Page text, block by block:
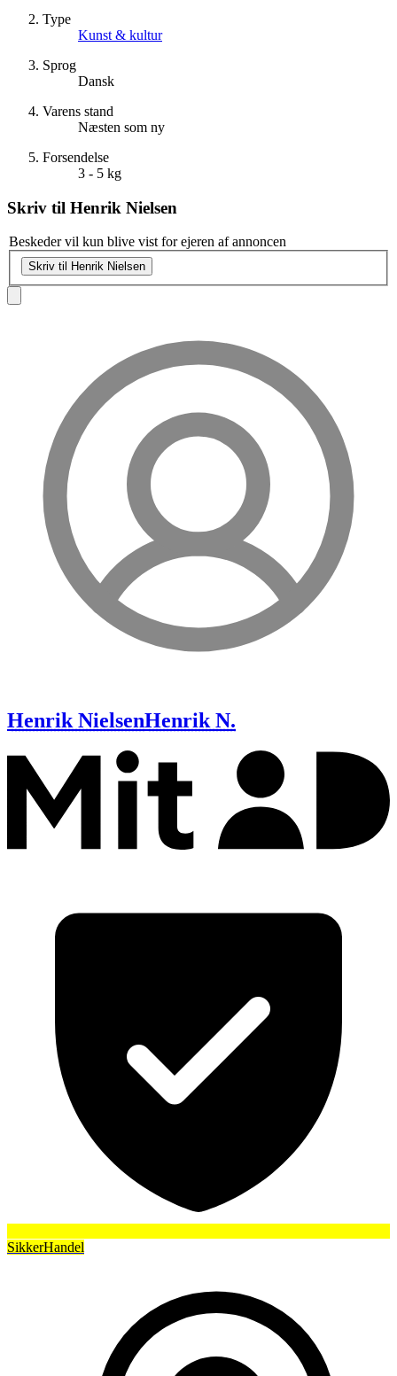
Type
Kunst & kultur
Sprog
Dansk
Varens stand
Næsten som ny
Forsendelse
3 - 5 kg
Skriv til Henrik Nielsen
Beskeder vil kun blive vist for ejeren af annoncen
Skriv til Henrik Nielsen
Henrik NielsenHenrik N.
SikkerHandel